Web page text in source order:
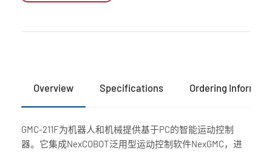
Overview Specifications Ordering
GMC-211F为机器人和机械提供基于PC的智能运动控制
器。它集成NexCOBOT泛用型运动控制软件NexGMC，进